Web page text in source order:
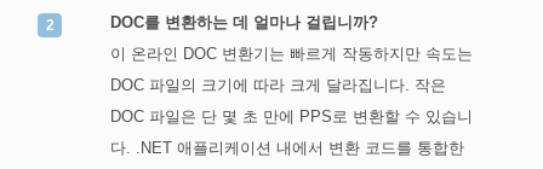
DOC를 변환하는 데 얼마나 걸립니까?
이 온라인 DOC 변환기는 빠르게 작동하지만 속도는
DOC 파일의 크기에 따라 크게 달라집니다. 작은
DOC 파일은 단 몇 초 만에 PPS로 변환할 수 있습니
다. .NET 애플리케이션 내에서 변환 코드를 통합한